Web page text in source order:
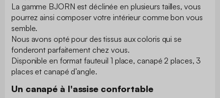
La gamme BJORN est déclinée en plusieurs tailles, vous
pourrez ainsi composer votre intérieur comme bon vous
semble.
Nous avons opté pour des tissus aux coloris qui se
fonderont parfaitement chez vous.
Disponible en format fauteuil 1 place, canapé 2 places, 3
places et canapé d’angle.
Un canapé à l'assise confortable